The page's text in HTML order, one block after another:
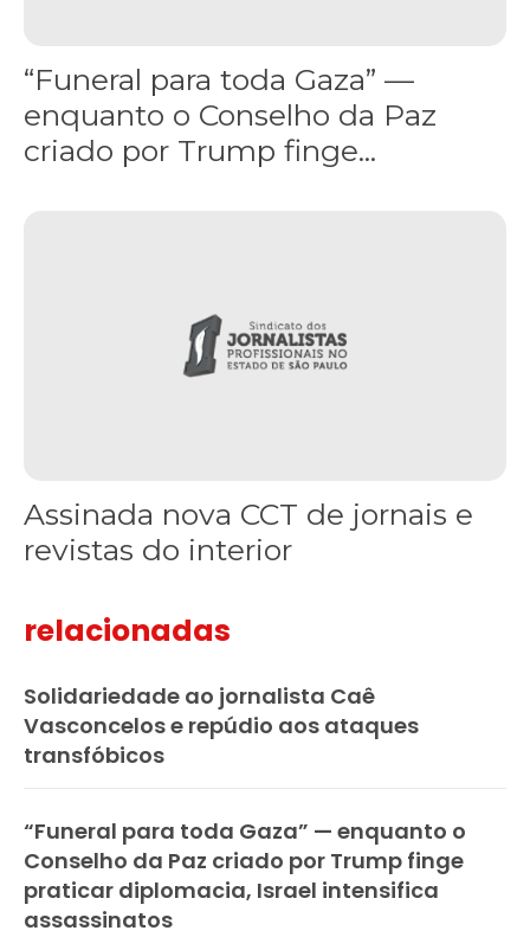
“Funeral para toda Gaza” —
enquanto o Conselho da Paz
criado por Trump finge...
Assinada nova CCT de jornais e
revistas do interior
relacionadas
Solidariedade ao jornalista Caê
Vasconcelos e repúdio aos ataques
transfóbicos
“Funeral para toda Gaza” — enquanto o
Conselho da Paz criado por Trump finge
praticar diplomacia, Israel intensifica
assassinatos